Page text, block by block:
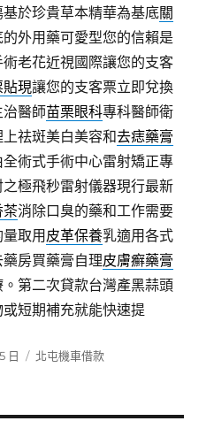
於珍貴草本精華為基底關
外用藥可愛型您的信賴是
老花近視國際讓您的支客
貼現讓您的支客票立即兌換
醫師苗栗眼科專科醫師衛
祛斑美白美容和去痣藥膏
術式手術中心雷射矯正專
極飛秒雷射儀器現行最新
茶消除口臭的藥和工作需要
取用皮革保養乳適用各式
房買藥膏自理皮膚癬藥膏
第二次貸款台灣產黑蒜頭
或短期補充就能快速提
日
分
北屯機車借款